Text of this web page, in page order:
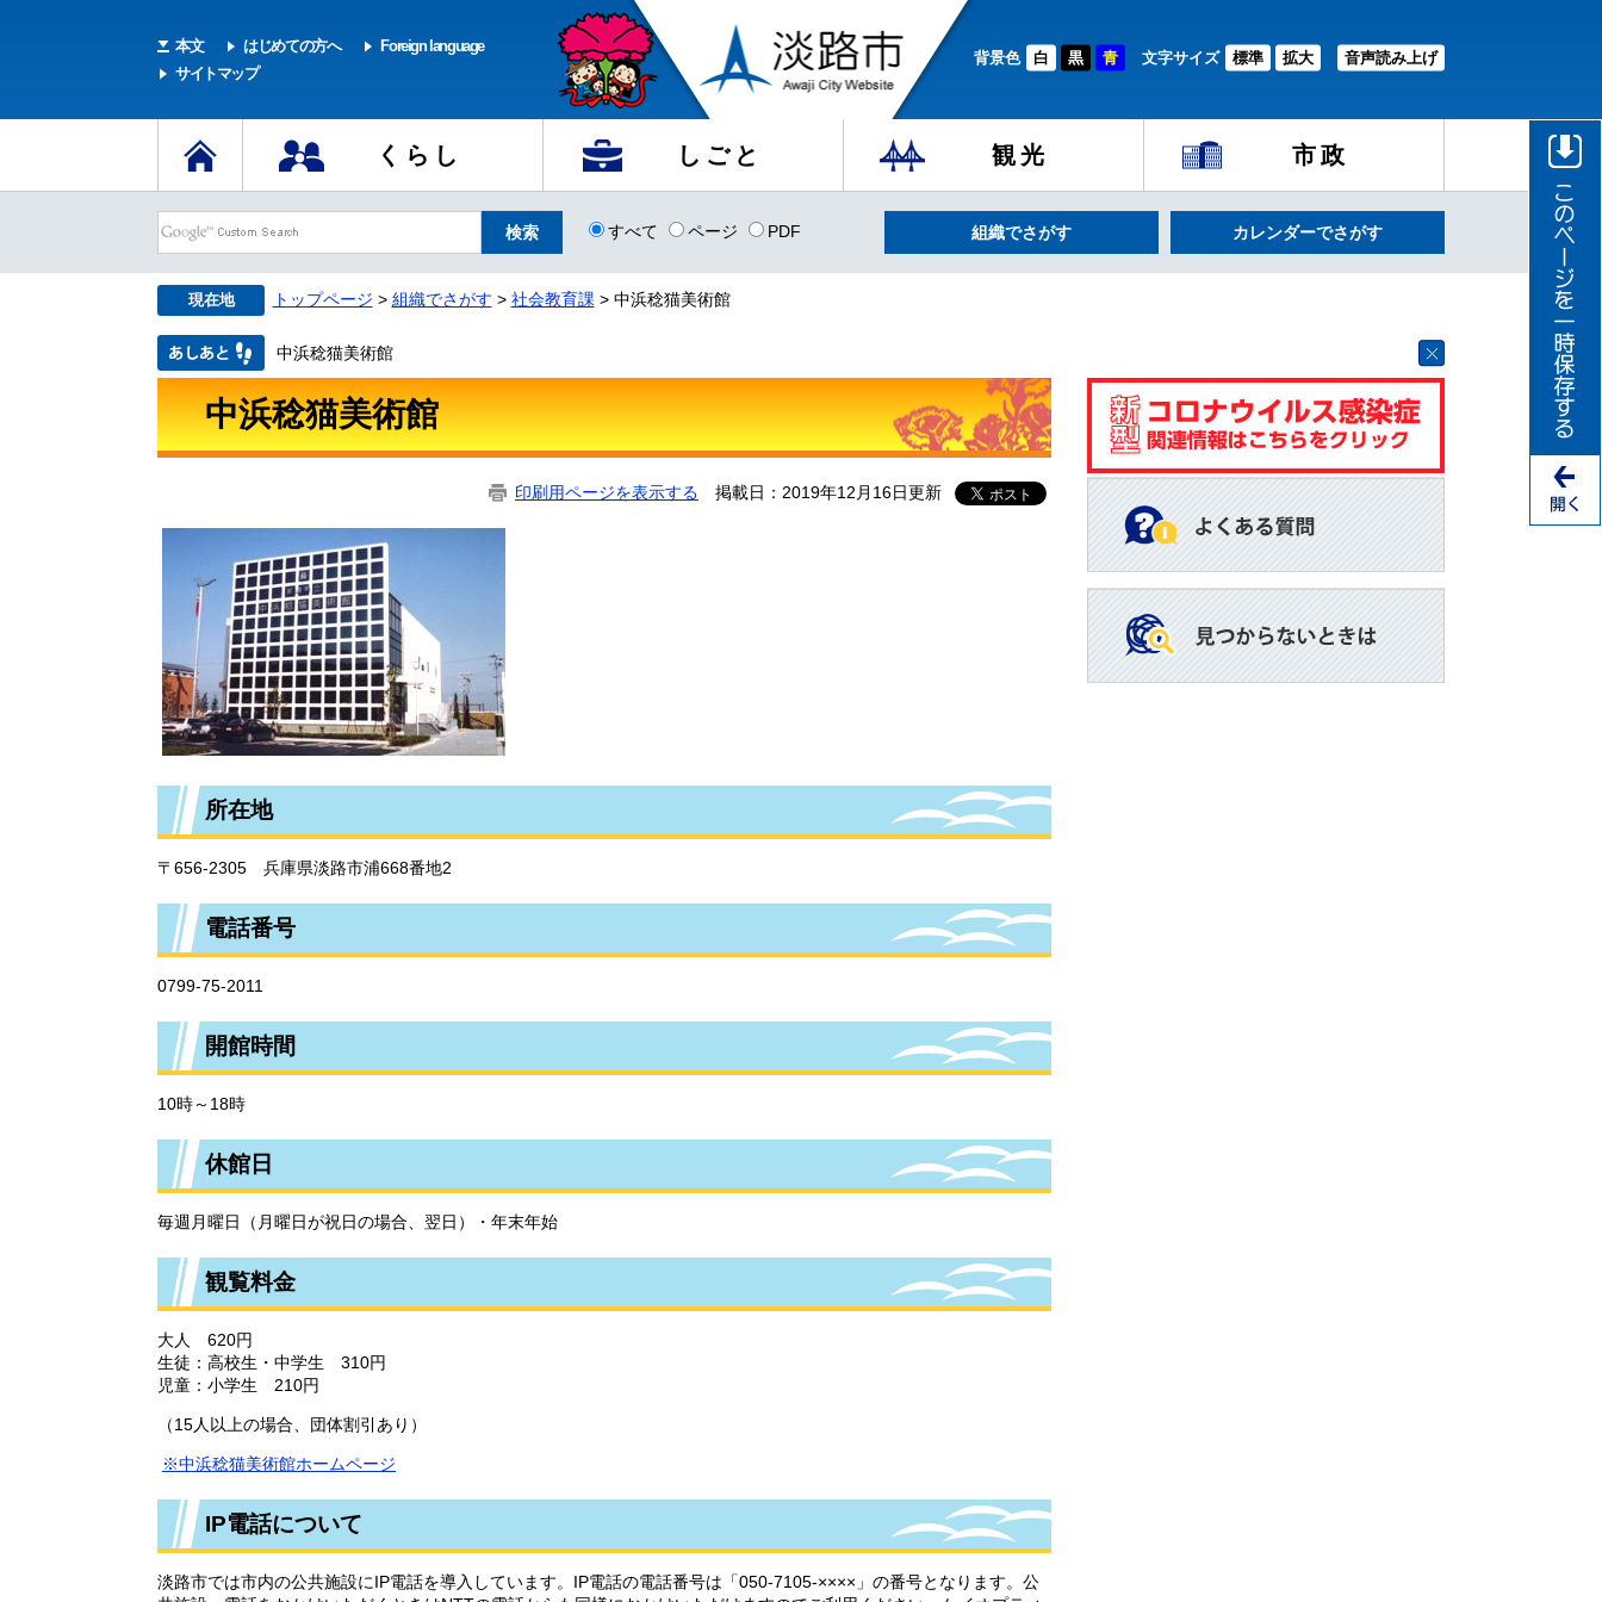
本文 はじめての方へ
Foreign language
サイトマップ
背景色 白 黒 青 文字サイズ 標準 拡大 音声読み上げ
くらし しごと 観光 市政
すべて ページ PDF 組織でさがす カレンダーでさがす
現在地 トップページ > 組織でさがす > 社会教育課 > 中浜稔猫美術館
中浜稔猫美術館
中浜稔猫美術館
印刷用ページを表示する 掲載日：2019年12月16日更新
所在地
〒656-2305 兵庫県淡路市浦668番地2
電話番号
0799-75-2011
開館時間
10時～18時
休館日
毎週月曜日（月曜日が祝日の場合、翌日）・年末年始
観覧料金
大人 620円
生徒：高校生・中学生 310円
児童：小学生 210円
（15人以上の場合、団体割引あり）
※中浜稔猫美術館ホームページ
IP電話について
淡路市では市内の公共施設にIP電話を導入しています。IP電話の電話番号は「050-7105-××××」の番号となります。公